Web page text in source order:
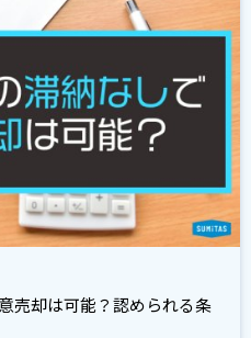
売却は可能？認められる条